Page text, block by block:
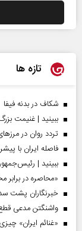
تازه ها
شکاف در بدنه فیفا
ببینید | غنیمت
تردد روان در
فاصله ایران با
ببینید |
«محاصره در
خبرنگاران پشت
واشنگتن مدعی
«غنائم ایران»